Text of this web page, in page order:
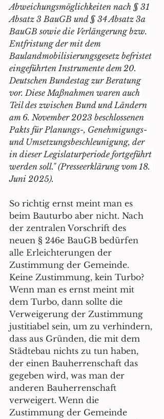
Abweichungsmöglichkeiten nach § 31
Absatz 3 BauGB und § 34 Absatz 3a
BauGB sowie die Verlängerung bzw.
Entfristung der mit dem
Baulandmobilisierungsgesetz befristet
eingeführten Instrumente dem 20.
Deutschen Bundestag zur Beratung
vor. Diese Maßnahmen waren auch
Teil des zwischen Bund und Ländern
am 6. November 2023 beschlossenen
Pakts für Planungs-, Genehmigungs-
und Umsetzungsbeschleunigung, der
in dieser Legislaturperiode fortgeführt
werden soll." (Presseerklärung vom 18.
Juni 2025).
So richtig ernst meint man es
beim Bauturbo aber nicht. Nach
der zentralen Vorschrift des
neuen § 246e BauGB bedürfen
alle Erleichterungen der
Zustimmung der Gemeinde.
Keine Zustimmung, kein Turbo?
Wenn man es ernst meint mit
dem Turbo, dann sollte die
Verweigerung der Zustimmung
justitiabel sein, um zu verhindern,
dass aus Gründen, die mit dem
Städtebau nichts zu tun haben,
der einen Bauherrenschaft das
gegeben wird, was man der
anderen Bauherrenschaft
verweigert. Wenn die
Zustimmung der Gemeinde